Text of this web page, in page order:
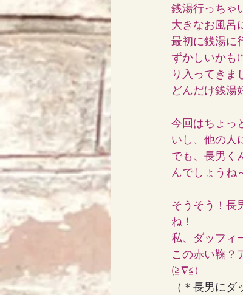
銭湯行っちゃ
大きなお風呂
最初に銭湯に
ずかしいかも
り入ってきま
どんだけ銭湯
今回はちょっ
いし、他の人
でも、長男く
んでしょうね
そうそう！長
ね！
私、ダッフィ
この赤い鞠？
(≧∇≦)
（＊長男に